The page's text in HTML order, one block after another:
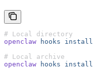
# Local directory
openclaw hooks install
# Local archive
openclaw hooks install